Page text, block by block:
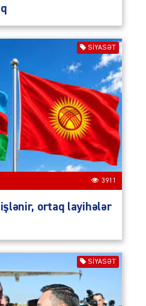
SIYASƏT
3911
ortaq layihələr
SIYASƏT